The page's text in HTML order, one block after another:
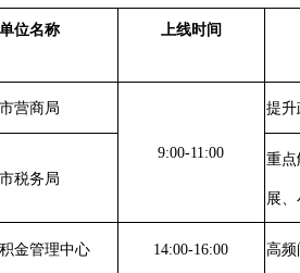
单位名称 上线时间
市营商局
9:00-11:00
提升
市税务局
重点
展、
金管理中心 14:00-16:00 高频